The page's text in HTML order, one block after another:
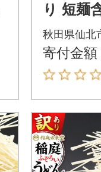
り 短麺
ん
d-
秋田県仙北
寄付金額